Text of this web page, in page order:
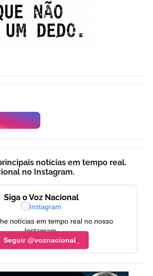
notícias em tempo real.
no Instagram.
Siga o Voz Nacional
notícias em tempo real no nosso
Instagram.
Seguir @voznacional_